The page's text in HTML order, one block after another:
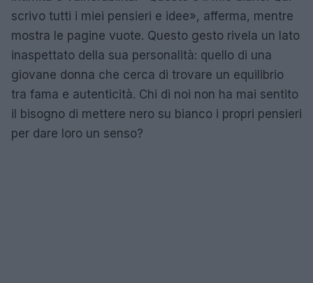
scrivo tutti i miei pensieri e idee», afferma, mentre
mostra le pagine vuote. Questo gesto rivela un lato
inaspettato della sua personalità: quello di una
giovane donna che cerca di trovare un equilibrio
tra fama e autenticità. Chi di noi non ha mai sentito
il bisogno di mettere nero su bianco i propri pensieri
per dare loro un senso?